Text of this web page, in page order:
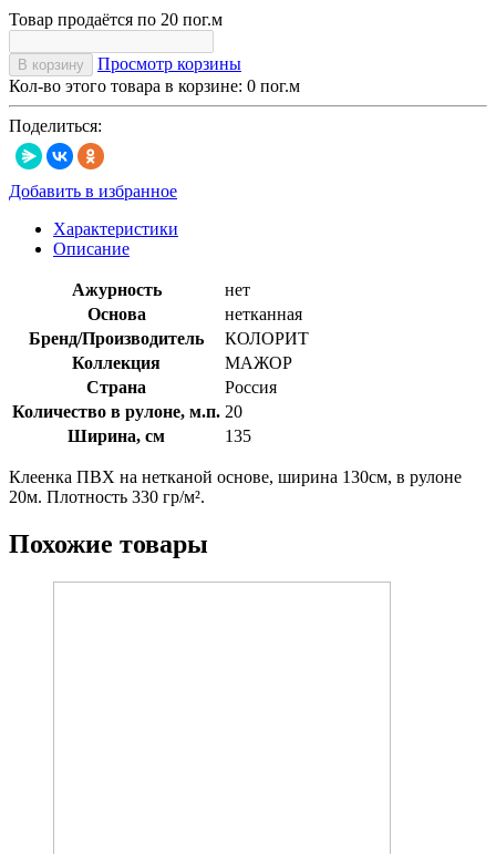
Товар продаётся по 20 пог.м
В корзину
Просмотр корзины
Кол-во этого товара в корзине: 0 пог.м
Поделиться:
Добавить в избранное
Характеристики
Описание
Ажурность
нет
Основа
нетканная
Бренд/Производитель
КОЛОРИТ
Коллекция
МАЖОР
Страна
Россия
Количество в рулоне, м.п. 20
Ширина, см
135
Клеенка ПВХ на нетканой основе, ширина 130см, в рулоне
20м. Плотность 330 гр/м².
Похожие товары